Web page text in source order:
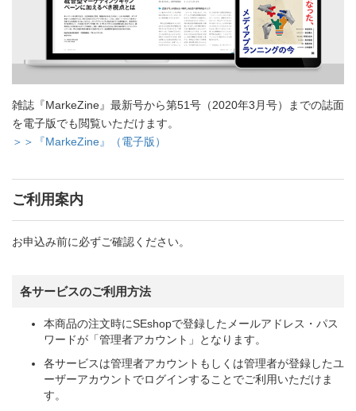
雑誌『MarkeZine』最新号から第51号（2020年3月号）までの誌面
を電子版でも閲覧いただけます。
＞＞『MarkeZine』（電子版）
ご利用案内
お申込み前に必ずご確認ください。
各サービスのご利用方法
本商品の注文時にSEshopで登録したメールアドレス・パス
ワードが「管理者アカウント」となります。
各サービスは管理者アカウントもしくは管理者が登録したユ
ーザーアカウントでログインすることでご利用いただけま
す。